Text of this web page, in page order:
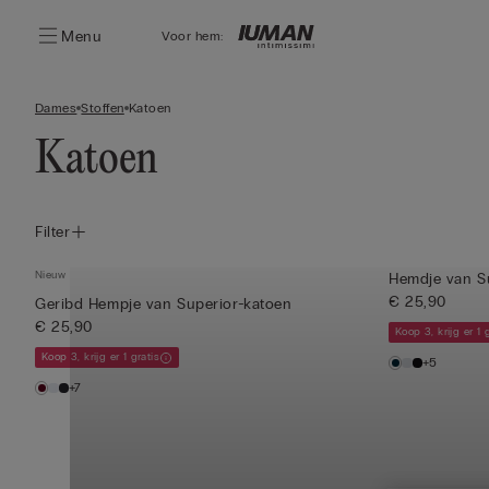
Menu Voor hem:
Dames Stoffen Katoen
Katoen
Filter
Nieuw
Geribd Hempje van Superior-katoen
€ 25,90
Koop 3, krijg er 1 gratis
+7
Hemdje van
€ 25,90
Koop 3, krijg er 1
+5